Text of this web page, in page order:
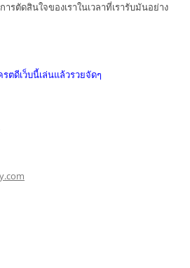
รตัดสินใจของเราในเวลาที่เรารับมันอย่าง
ตดีเว็บนี้เล่นแล้วรวยจัดๆ